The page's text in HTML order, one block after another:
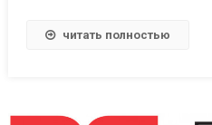
читать полностью